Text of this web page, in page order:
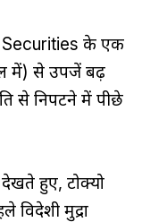
Securities के एक
में) से उपजें बढ़
से निपटने में पीछे
हुए, टोक्यो
विदेशी मुद्रा